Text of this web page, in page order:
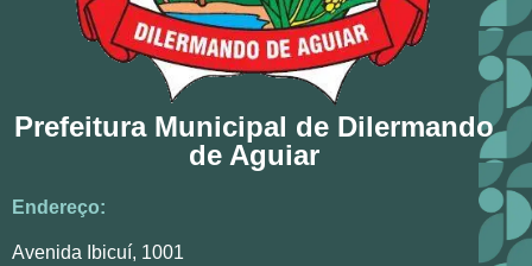
Prefeitura Municipal de Dilermando
de Aguiar
Endereço:
Avenida Ibicuí, 1001